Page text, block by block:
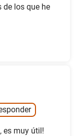
de los que he
es muy útil!